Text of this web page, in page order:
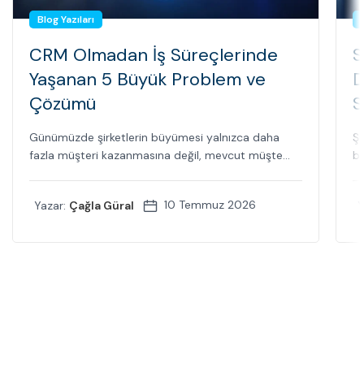
Blog Yazıları
CRM Olmadan İş Süreçlerinde
Yaşanan 5 Büyük Problem ve
Çözümü
Günümüzde şirketlerin büyümesi yalnızca daha
fazla müşteri kazanmasına değil, mevcut müşte...
Yazar: Çağla Güral 10 Temmuz 2026